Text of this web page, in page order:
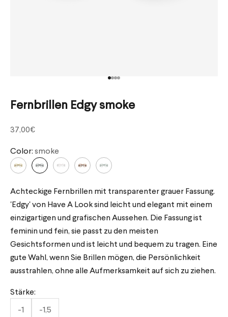
Gehe zu Element 1
Gehe zu Element 2
Gehe zu Element 3
Gehe zu Element 4
Fernbrillen Edgy smoke
Angebot
37,00€
Color: smoke
Achteckige Fernbrillen mit transparenter grauer Fassung.
'Edgy' von Have A Look sind leicht und elegant mit einem
einzigartigen und grafischen Aussehen. Die Fassung ist
feminin und fein, sie passt zu den meisten
Gesichtsformen und ist leicht und bequem zu tragen. Eine
gute Wahl, wenn Sie Brillen mögen, die Persönlichkeit
ausstrahlen, ohne alle Aufmerksamkeit auf sich zu ziehen.
Stärke:
-1
-1,5